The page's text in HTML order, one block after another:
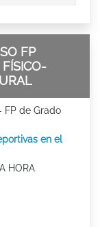
FP
FP de Grado
en el
HORA